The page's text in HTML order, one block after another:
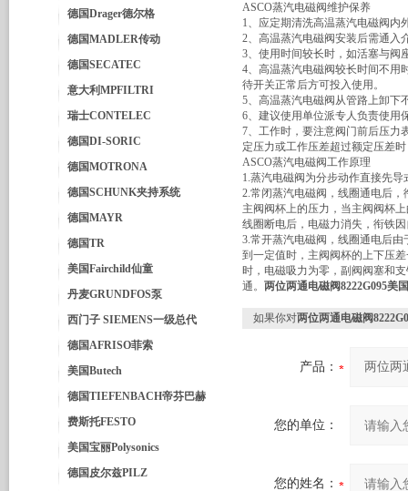
德国Drager德尔格
德国MADLER传动
德国SECATEC
意大利MPFILTRI
瑞士CONTELEC
德国DI-SORIC
德国MOTRONA
德国SCHUNK夹持系统
德国MAYR
德国TR
美国Fairchild仙童
丹麦GRUNDFOS泵
西门子 SIEMENS一级总代
德国AFRISO菲索
美国Butech
德国TIEFENBACH帝芬巴赫
费斯托FESTO
美国宝丽Polysonics
德国皮尔兹PILZ
ASCO蒸汽电磁阀维护保养
1、应定期清洗高温蒸汽电磁阀内
2、高温蒸汽电磁阀安装后需通入
3、使用时间较长时，如活塞与阀
4、高温蒸汽电磁阀较长时间不用
待开关正常后方可投入使用。
5、高温蒸汽电磁阀从管路上卸下
6、建议使用单位派专人负责使用
7、工作时，要注意阀门前后压力
定压力或工作压差超过额定压差
ASCO蒸汽电磁阀工作原理
1.蒸汽电磁阀为分步动作直接先
2.常闭蒸汽电磁阀，线圈通电后
主阀阀杯上的压力，当主阀阀杯
线圈断电后，电磁力消失，衔铁
3.常开蒸汽电磁阀，线圈通电后
到一定值时，主阀阀杯的上下压
时，电磁吸力为零，副阀阀塞和
通。 两位两通电磁阀8222G095美
如果你对两位两通电磁阀
产品：
您的单位：
您的姓名：